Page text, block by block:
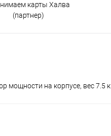
карты Халва
(партнер)
мощности на корпусе, вес 7.5